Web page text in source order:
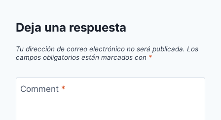
Deja una respuesta
Tu dirección de correo electrónico no será publicada. Los
campos obligatorios están marcados con *
Comment *